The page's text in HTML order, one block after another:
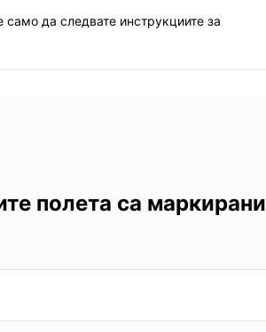
да следвате инструкциите за
полета са маркирани